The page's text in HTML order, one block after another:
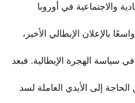
في أوروبا
بالإعلان الإيطالي الأخير،
الهجرة الإيطالية. فبعد
إلى الأيدي العاملة لسد